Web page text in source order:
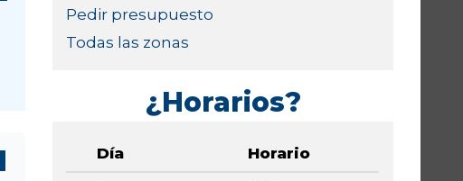
Pedir presupuesto
Todas las zonas
¿Horarios?
Día Horario